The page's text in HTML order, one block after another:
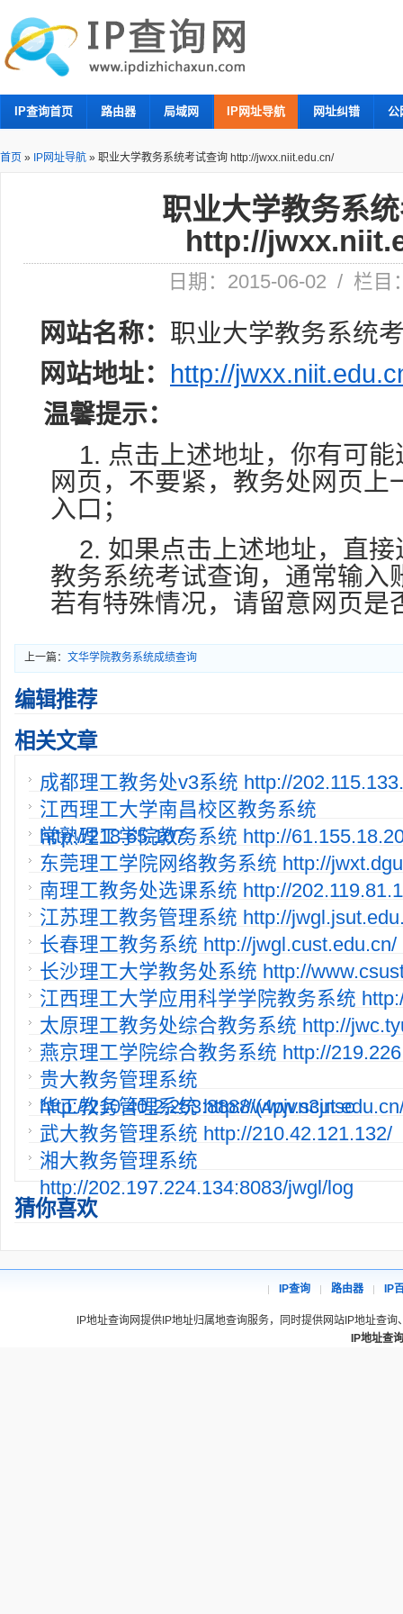
IP查询首页 路由器 局域网 IP网址导航 网址纠错 公
首页 » IP网址导航 » 职业大学教务系统考试查询 http://jwxx.niit.edu.cn/
职业大学教务系
http://
日期：2015-06-02 / 栏目
网站名称： 职业大学教务系统
网站地址： http://
温馨提示：
1. 点击上述地址，你有可
网页，不要紧，教务处网页上
入口；
2. 如果点击上述地址，直
教务系统考试查询，通常输入
若有特殊情况，请留意网页是
上一篇： 文华学院教务系统成绩查询
http://www.hustwenhua.net/
编辑推荐
相关文章
成都理工教务处v3系统 http://
江西理工大学南昌校区教务系统
http://218.65.107.
常熟理工学院教务系统 http://
东莞理工学院网络教务系统 http://
南理工教务处选课系统 http://
江苏理工教务管理系统 http://
长春理工教务系统 http://jwgl.cust.edu.cn/
长沙理工大学教务处系统 http://
江西理工大学应用科学学院教务系统
太原理工教务处综合教务系统 http://
燕京理工学院综合教务系统 http://
贵大教务管理系统
http://210.40.2.253:8888/(4pjvn3jnsc
华工教务管理系统 http://
武大教务管理系统 http://210.42.121.132/
湘大教务管理系统
http://202.197.224.134:8083/jwgl/log
猜你喜欢
IP查询 路由器 IP
IP地址查询网提供IP地址归属地查询服务，同时提供网站IP地址查
IP地址查